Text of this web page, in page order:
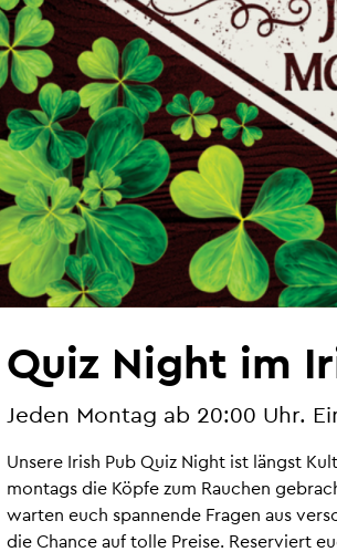
Quiz Night im
Jeden Mon­tag ab 20:00 Uhr.
Un­se­re Irish Pub Quiz Night ist längst
mon­tags die Köpfe zum Rau­chen
war­ten euch span­nen­de Fra­gen aus
die Chan­ce auf tolle Prei­se. Re­ser­viert